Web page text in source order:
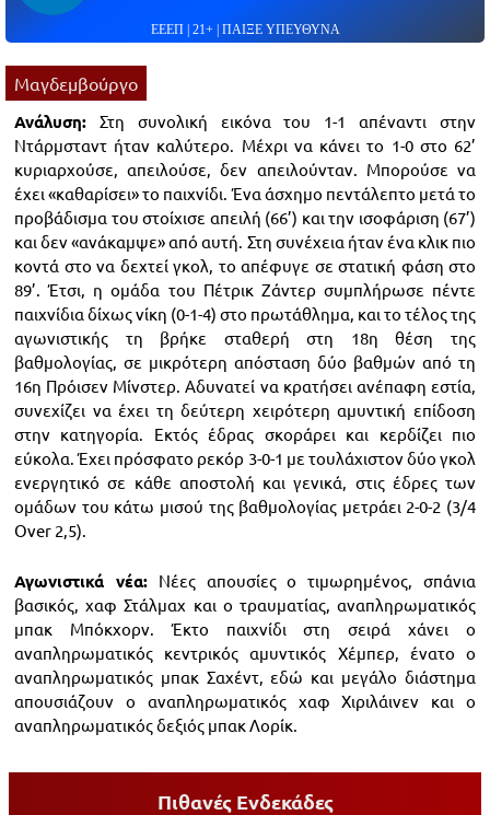
ΕΕΕΠ | 21+ | ΠΑΙΞΕ ΥΠΕΥΘΥΝΑ
Μαγδεμβούργο
Ανάλυση: Στη συνολική εικόνα του 1-1 απέναντι στην
Ντάρμσταντ ήταν καλύτερο. Μέχρι να κάνει το 1-0 στο 62’
κυριαρχούσε, απειλούσε, δεν απειλούνταν. Μπορούσε να
έχει «καθαρίσει» το παιχνίδι. Ένα άσχημο πεντάλεπτο μετά το
προβάδισμα του στοίχισε απειλή (66’) και την ισοφάριση (67’)
και δεν «ανάκαμψε» από αυτή. Στη συνέχεια ήταν ένα κλικ πιο
κοντά στο να δεχτεί γκολ, το απέφυγε σε στατική φάση στο
89’. Έτσι, η ομάδα του Πέτρικ Ζάντερ συμπλήρωσε πέντε
παιχνίδια δίχως νίκη (0-1-4) στο πρωτάθλημα, και το τέλος της
αγωνιστικής τη βρήκε σταθερή στη 18η θέση της
βαθμολογίας, σε μικρότερη απόσταση δύο βαθμών από τη
16η Πρόισεν Μίνστερ. Αδυνατεί να κρατήσει ανέπαφη εστία,
συνεχίζει να έχει τη δεύτερη χειρότερη αμυντική επίδοση
στην κατηγορία. Εκτός έδρας σκοράρει και κερδίζει πιο
εύκολα. Έχει πρόσφατο ρεκόρ 3-0-1 με τουλάχιστον δύο γκολ
ενεργητικό σε κάθε αποστολή και γενικά, στις έδρες των
ομάδων του κάτω μισού της βαθμολογίας μετράει 2-0-2 (3/4
Over 2,5).
Αγωνιστικά νέα:Νέες απουσίες ο τιμωρημένος, σπάνια
βασικός, χαφ Στάλμαχ και ο τραυματίας, αναπληρωματικός
μπακ Μπόκχορν. Έκτο παιχνίδι στη σειρά χάνει ο
αναπληρωματικός κεντρικός αμυντικός Χέμπερ, ένατο ο
αναπληρωματικός μπακ Σαχέντ, εδώ και μεγάλο διάστημα
απουσιάζουν ο αναπληρωματικός χαφ Χιριλάινεν και ο
αναπληρωματικός δεξιός μπακ Λορίκ.
Πιθανές Ενδεκάδες